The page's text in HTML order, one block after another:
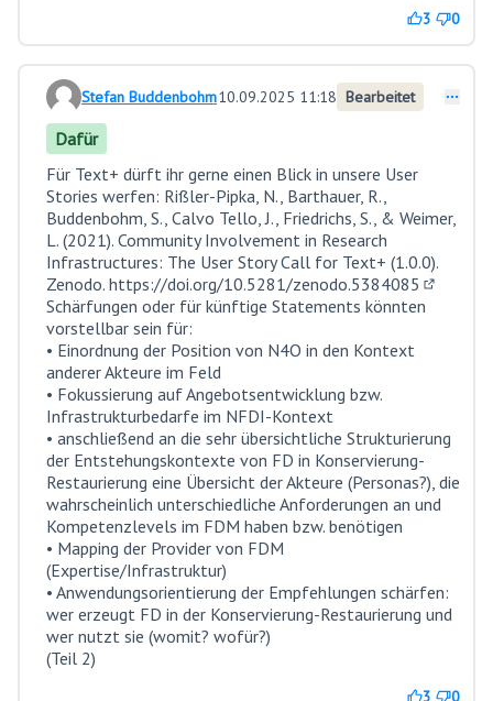
3 0
Kommentar 16
Stefan Buddenbohm10.09.2025 11:18 Bearbeitet
Dafür
Für Text+ dürft ihr gerne einen Blick in unsere User
Stories werfen: Rißler-Pipka, N., Barthauer, R.,
Buddenbohm, S., Calvo Tello, J., Friedrichs, S., & Weimer,
L. (2021). Community Involvement in Research
Infrastructures: The User Story Call for Text+ (1.0.0).
Zenodo. https://doi.org/10.5281/zenodo.5384085
(Externer
Schärfungen oder für künftige Statements könnten
vorstellbar sein für:
• Einordnung der Position von N4O in den Kontext
anderer Akteure im Feld
• Fokussierung auf Angebotsentwicklung bzw.
Infrastrukturbedarfe im NFDI-Kontext
• anschließend an die sehr übersichtliche Strukturierung
der Entstehungskontexte von FD in Konservierung-
Restaurierung eine Übersicht der Akteure (Personas?), die
wahrscheinlich unterschiedliche Anforderungen an und
Kompetenzlevels im FDM haben bzw. benötigen
• Mapping der Provider von FDM
(Expertise/Infrastruktur)
• Anwendungsorientierung der Empfehlungen schärfen:
wer erzeugt FD in der Konservierung-Restaurierung und
wer nutzt sie (womit? wofür?)
(Teil 2)
3 0